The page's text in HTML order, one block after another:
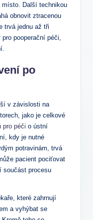
místo. Další technikou
obnovit ztracenou
trvá jednu až tři
pooperační péči,
po
v závislosti na
jako je celkové
pro péči o ústní
kdy je nutné
potravinám, trvá
pacient pociťovat
součást procesu
které zahrnují
a vyhýbat se